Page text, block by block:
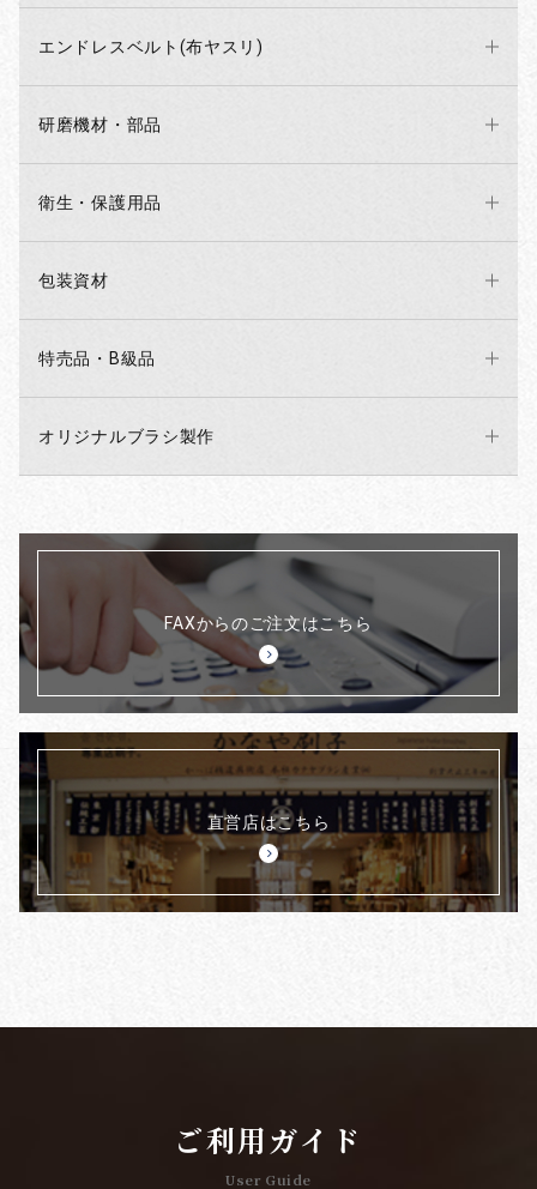
エンドレスベルト(布ヤスリ)
研磨機材・部品
衛生・保護用品
包装資材
特売品・B級品
オリジナルブラシ製作
FAXからのご注文はこちら
直営店はこちら
ご利用ガイド
User Guide